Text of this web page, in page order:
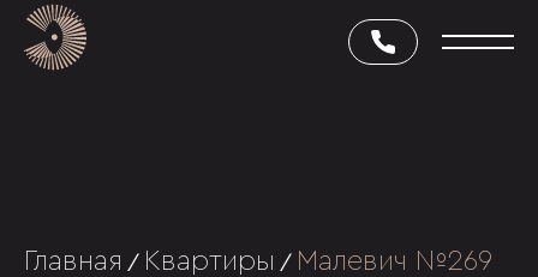
Главная / Квартиры / Малевич №269